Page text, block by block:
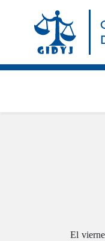
contenido
principal
El